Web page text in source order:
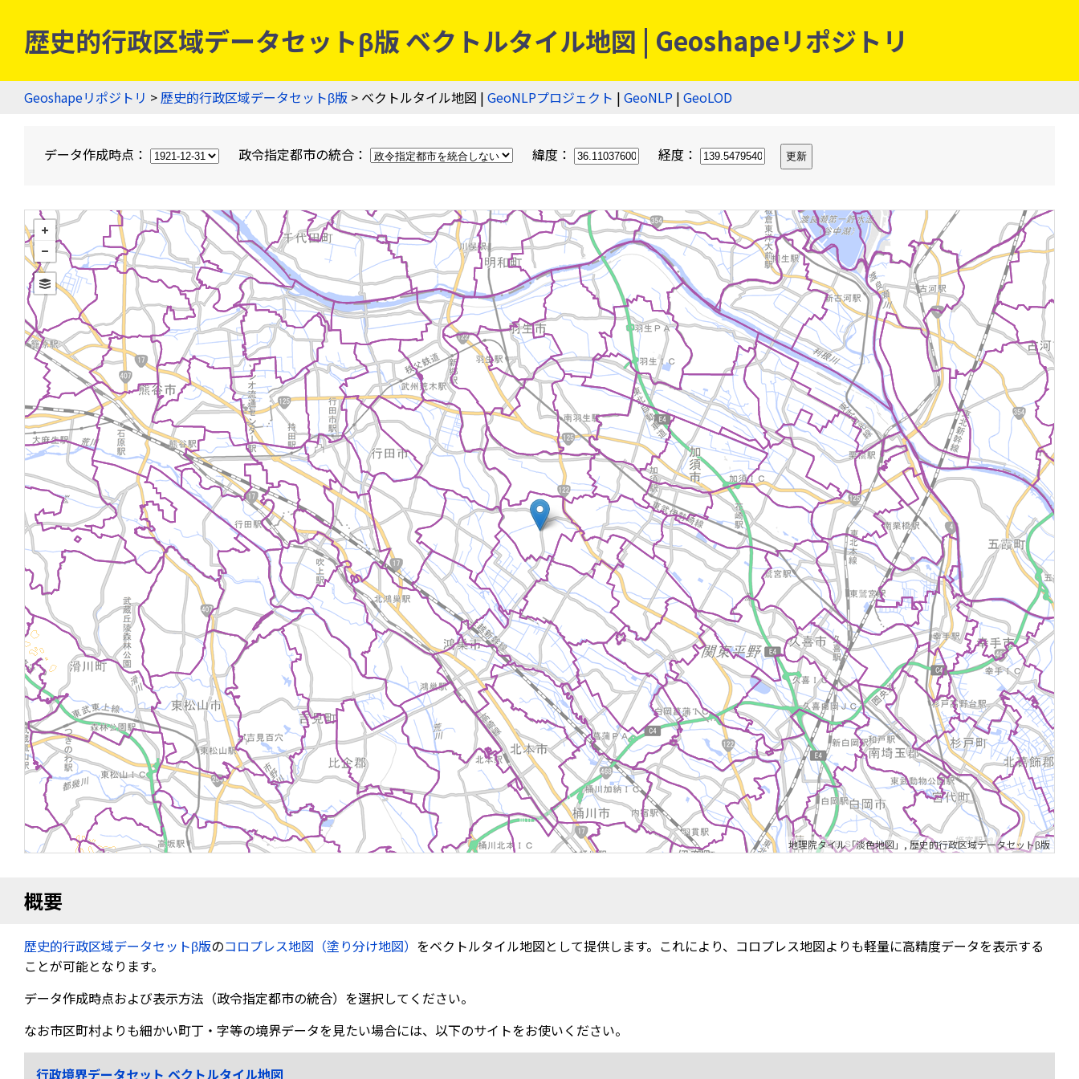
歴史的行政区域データセットβ版 ベクトルタイル地図 | Geoshapeリポジトリ
Geoshapeリポジトリ >歴史的行政区域データセットβ版 > ベクトルタイル地図 | GeoNLPプロジェクト | GeoNLP | GeoLOD
データ作成時点： 政令指定都市の統合： 緯度： 経度：
地理院タイル「淡色地図」,歴史的行政区域データセットβ版
概要
歴史的行政区域データセットβ版のコロプレス地図（塗り分け地図） をベクトルタイル地図として提供します。これにより、コロプレス地図よりも軽量に高精度データを表示する
ことが可能となります。
データ作成時点および表示方法（政令指定都市の統合）を選択してください。
なお市区町村よりも細かい町丁・字等の境界データを見たい場合には、以下のサイトをお使いください。
行政境界データセット ベクトルタイル地図